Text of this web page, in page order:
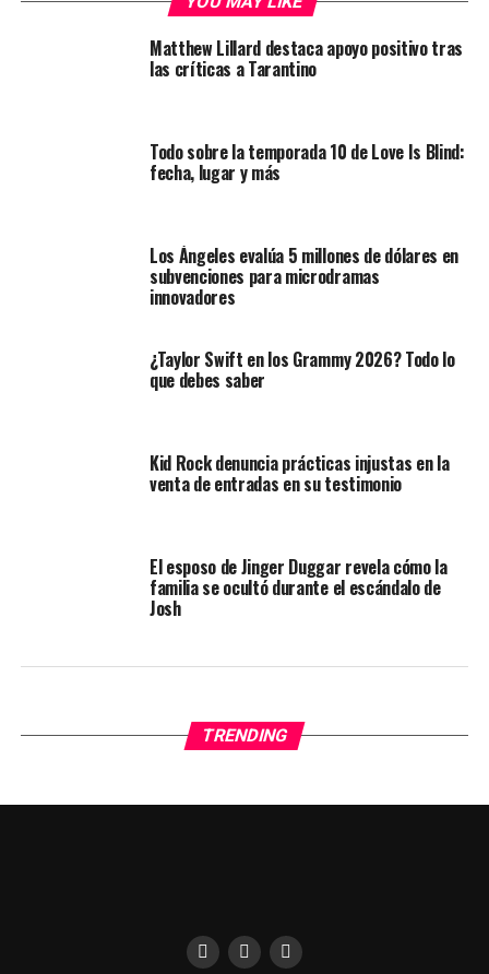
Matthew Lillard destaca apoyo positivo tras
las críticas a Tarantino
Todo sobre la temporada 10 de Love Is Blind:
fecha, lugar y más
Los Ángeles evalúa 5 millones de dólares en
subvenciones para microdramas
innovadores
¿Taylor Swift en los Grammy 2026? Todo lo
que debes saber
Kid Rock denuncia prácticas injustas en la
venta de entradas en su testimonio
El esposo de Jinger Duggar revela cómo la
familia se ocultó durante el escándalo de
Josh
TRENDING